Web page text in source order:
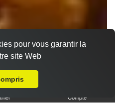
Compte
pour vous garantir la
site Web